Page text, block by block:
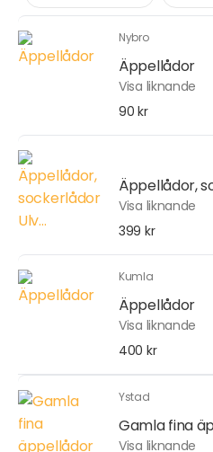
Nybro
Äppellådor
Visa liknande
90 kr
Äppellådor,
Visa liknande
399 kr
Kumla
Äppellådor
Visa liknande
400 kr
Ystad
Gamla fina
Visa liknande